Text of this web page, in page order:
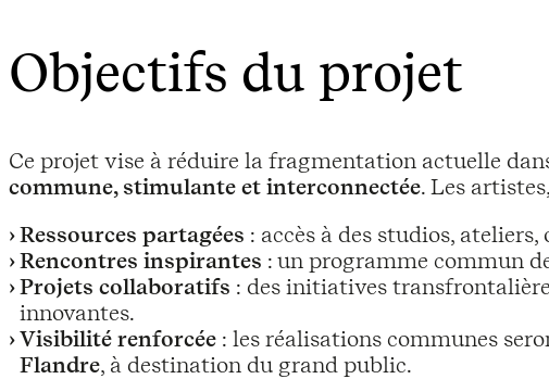
Objectifs du projet
Ce projet vise à réduire la fragmentation actuelle
commune, stimulante et interconnectée. Les
Ressources partagées : accès à des studios,
Rencontres inspirantes : un programme commun
Projets collaboratifs : des initiatives
innovantes.
Visibilité renforcée : les réalisations communes
Flandre, à destination du grand public.